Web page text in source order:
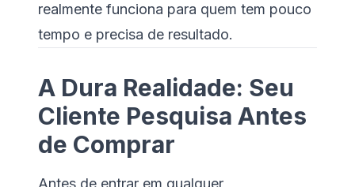
realmente funciona para quem tem pouco
tempo e precisa de resultado.
A Dura Realidade: Seu
Cliente Pesquisa Antes
de Comprar
Antes de entrar em qualquer